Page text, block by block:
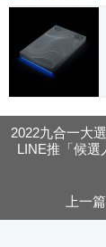
2022.08.31
2022九合一大
LINE推「候選
上一